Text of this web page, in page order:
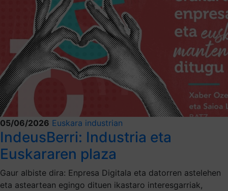
05/06/2026 Euskara industrian
IndeusBerri: Industria eta
Euskararen plaza
Gaur albiste dira: Enpresa Digitala eta datorren astelehen
eta asteartean egingo dituen ikastaro interesgarriak,